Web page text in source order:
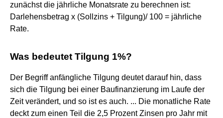
zunächst die jährliche Monatsrate zu berechnen ist:
Darlehensbetrag x (Sollzins + Tilgung)/ 100 = jährliche
Rate.
Was bedeutet Tilgung 1%?
Der Begriff anfängliche Tilgung deutet darauf hin, dass
sich die Tilgung bei einer Baufinanzierung im Laufe der
Zeit verändert, und so ist es auch. ... Die monatliche Rate
deckt zum einen Teil die 2,5 Prozent Zinsen pro Jahr mit